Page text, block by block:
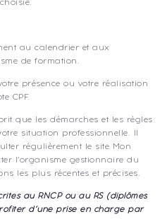
au calendrier et aux
de formation.
présence ou votre réalisation
CPF.
que les démarches et les règles
situation professionnelle. Il
régulièrement le site Mon
l’organisme gestionnaire du
les plus récentes et précises.
au RNCP ou au RS (diplômes
d’une prise en charge par